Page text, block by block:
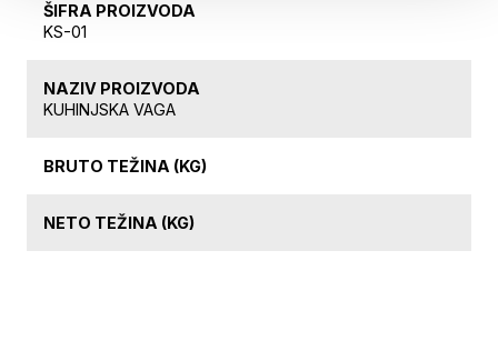
ŠIFRA PROIZVODA
KS-01
NAZIV PROIZVODA
KUHINJSKA VAGA
BRUTO TEŽINA (KG)
NETO TEŽINA (KG)